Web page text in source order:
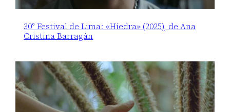
30° Festival de Lima: «Hiedra» (2025), de Ana
Cristina Barragán